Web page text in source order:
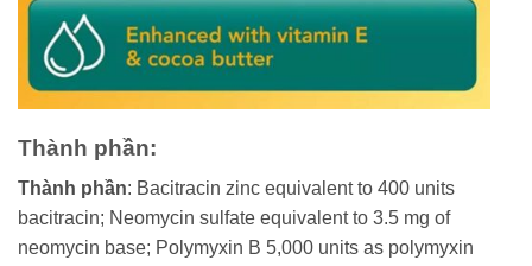
Thành phần:
Thành phần: Bacitracin zinc equivalent to 400 units
bacitracin; Neomycin sulfate equivalent to 3.5 mg of
neomycin base; Polymyxin B 5,000 units as polymyxin